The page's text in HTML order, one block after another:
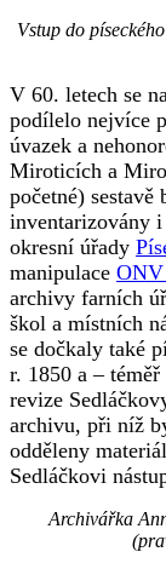
Vstup do
V 60. letech se
podílelo nejvíce
úvazek a
Miroticích a
početné)
inventarizovány
okresní úřady
manipulace ONV
archivy farních
škol a místních
se dočkaly také
r. 1850 a –
revize
archivu, při níž
odděleny
Sedláčkovi
Archivářka